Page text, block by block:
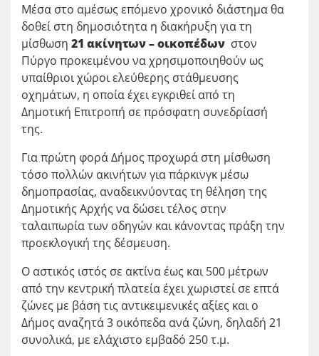
Μέσα στο αμέσως επόμενο χρονικό διάστημα θα
δοθεί στη δημοσιότητα η διακήρυξη για τη
μίσθωση 21 ακίνητων – οικοπέδων στον
Πύργο προκειμένου να χρησιμοποιηθούν ως
υπαίθριοι χώροι ελεύθερης στάθμευσης
οχημάτων, η οποία έχει εγκριθεί από τη
Δημοτική Επιτροπή σε πρόσφατη συνεδρίασή
της.
Για πρώτη φορά Δήμος προχωρά στη μίσθωση
τόσο πολλών ακινήτων για πάρκινγκ μέσω
δημοπρασίας, αναδεικνύοντας τη θέληση της
Δημοτικής Αρχής να δώσει τέλος στην
ταλαιπωρία των οδηγών και κάνοντας πράξη την
προεκλογική της δέσμευση.
Ο αστικός ιστός σε ακτίνα έως και 500 μέτρων
από την κεντρική πλατεία έχει χωριστεί σε επτά
ζώνες με βάση τις αντικειμενικές αξίες και ο
Δήμος αναζητά 3 οικόπεδα ανά ζώνη, δηλαδή 21
συνολικά, με ελάχιστο εμβαδό 250 τ.μ.